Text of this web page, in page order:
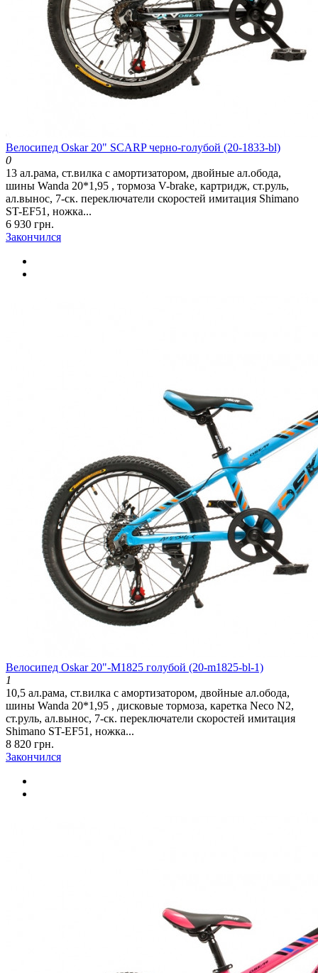
Велосипед Oskar 20" SCARP черно-голубой (20-1833-bl)
0
13 ал.рама, ст.вилка с амортизатором, двойные ал.обода,
шины Wanda 20*1,95 , тормоза V-brake, картридж, ст.руль,
ал.вынос, 7-ск. переключатели скоростей имитация Shimano
ST-EF51, ножка...
6 930 грн.
Закончился
Велосипед Oskar 20"-M1825 голубой (20-m1825-bl-1)
1
10,5 ал.рама, ст.вилка с амортизатором, двойные ал.обода,
шины Wanda 20*1,95 , дисковые тормоза, каретка Neco N2,
ст.руль, ал.вынос, 7-ск. переключатели скоростей имитация
Shimano ST-EF51, ножка...
8 820 грн.
Закончился